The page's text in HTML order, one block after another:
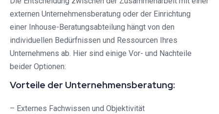
externen Unternehmensberatung oder der Einrichtung
einer Inhouse-Beratungsabteilung hängt von den
individuellen Bedürfnissen und Ressourcen Ihres
Unternehmens ab. Hier sind einige Vor- und Nachteile
beider Optionen:
Vorteile der Unternehmensberatung:
– Externes Fachwissen und Objektivität